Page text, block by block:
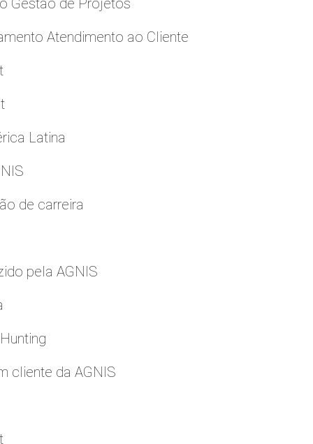
Gestão de Projetos
Atendimento ao Cliente
Latina
de carreira
pela AGNIS
cliente da AGNIS